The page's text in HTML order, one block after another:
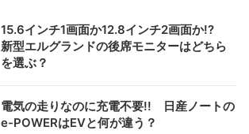
15.6インチ1画面か12.8インチ2画面か!?
新型エルグランドの後席モニターはどちら
を選ぶ？
電気の走りなのに充電不要!! 日産ノートの
e-POWERはEVと何が違う？